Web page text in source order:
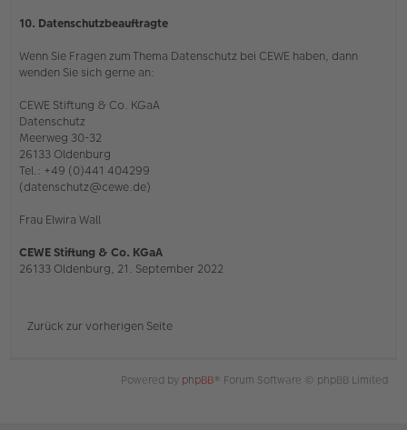
10. Datenschutzbeauftragte
Wenn Sie Fragen zum Thema Datenschutz bei CEWE haben, dann
wenden Sie sich gerne an:
CEWE Stiftung & Co. KGaA
Datenschutz
Meerweg 30-32
26133 Oldenburg
Tel.: +49 (0)441 404299
(datenschutz@cewe.de)
Frau Elwira Wall
CEWE Stiftung & Co. KGaA
26133 Oldenburg, 21. September 2022
Zurück zur vorherigen Seite
Powered by phpBB® Forum Software © phpBB Limited